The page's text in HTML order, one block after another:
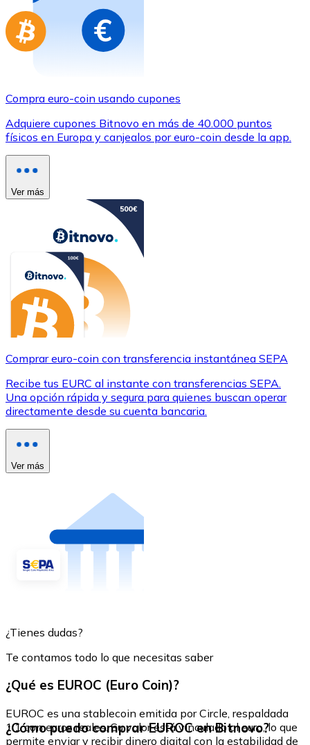
Compra euro-coin usando cupones
Adquiere cupones Bitnovo en más de 40.000 puntos
físicos en Europa y canjealos por euro-coin desde la app.
Ver más
Comprar euro-coin con transferencia instantánea SEPA
Recibe tus EURC al instante con transferencias SEPA.
Una opción rápida y segura para quienes buscan operar
directamente desde su cuenta bancaria.
Ver más
¿Tienes dudas?
Te contamos todo lo que necesitas saber
¿Qué es EUROC (Euro Coin)?
EUROC es una stablecoin emitida por Circle, respaldada
1:1 con euros reales. Su valor está vinculado al euro, lo que
permite enviar y recibir dinero digital con la estabilidad de
¿Cómo puedo comprar EUROC en Bitnovo?